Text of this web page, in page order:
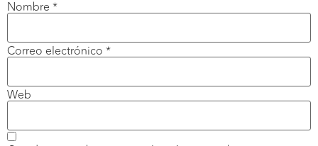
Nombre *
Correo electrónico *
Web